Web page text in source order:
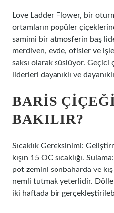
Love Ladder Flower, bir
ortamların popüler
samimi bir atmosferin baş
merdiven, evde, ofisler ve
saksı olarak süslüyor. Geçici
liderleri dayanıklı ve
BARIS
BAKILIR?
Sıcaklık Gereksinimi:
kışın 15 OC sıcaklığı.
pot zemini sonbaharda ve
nemli tutmak yeterlidir.
iki haftada bir